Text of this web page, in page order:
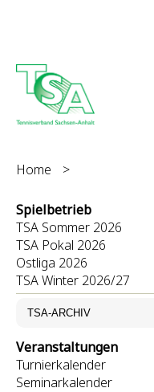
Home >
Spielbetrieb
TSA Sommer 2026
TSA Pokal 2026
Ostliga 2026
TSA Winter 2026/27
Veranstaltungen
Turnierkalender
Seminarkalender